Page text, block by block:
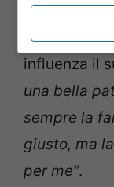
influenza il
una bella
sempre la
giusto, ma
per me”.